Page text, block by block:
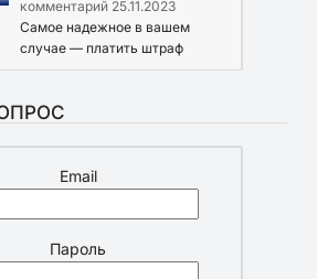
комментарий 25.11.2023
Самое надежное в вашем
случае — платить штраф
Email
Пароль